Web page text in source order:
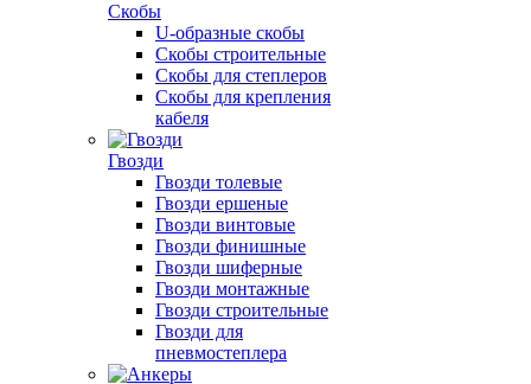
Скобы
U-образные скобы
Скобы строительные
Скобы для степлеров
Скобы для крепления
кабеля
Гвозди
Гвозди толевые
Гвозди ершеные
Гвозди винтовые
Гвозди финишные
Гвозди шиферные
Гвозди монтажные
Гвозди строительные
Гвозди для
пневмостеплера